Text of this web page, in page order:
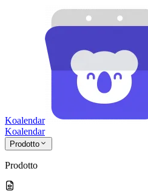
Koalendar
Koalendar
Prodotto
Prodotto